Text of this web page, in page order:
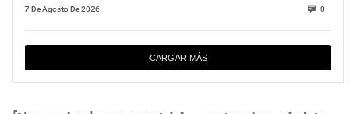
7 De Agosto De 2026 0
CARGAR MÁS